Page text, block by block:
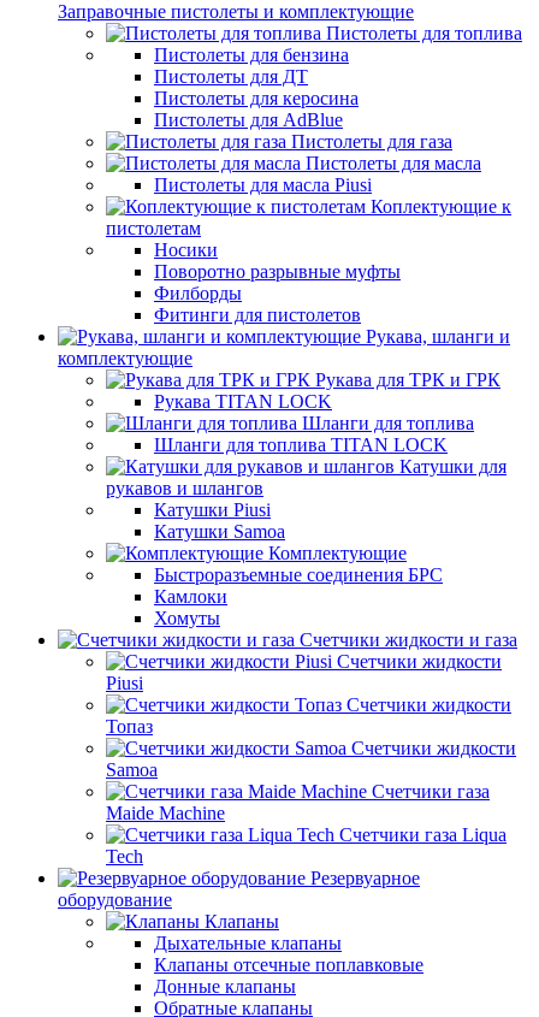
Заправочные пистолеты и комплектующие
Пистолеты для топлива
Пистолеты для бензина
Пистолеты для ДТ
Пистолеты для керосина
Пистолеты для AdBlue
Пистолеты для газа
Пистолеты для масла
Пистолеты для масла Piusi
Коплектующие к
пистолетам
Носики
Поворотно разрывные муфты
Филборды
Фитинги для пистолетов
Рукава, шланги и
комплектующие
Рукава для ТРК и ГРК
Рукава TITAN LOCK
Шланги для топлива
Шланги для топлива TITAN LOCK
Катушки для
рукавов и шлангов
Катушки Piusi
Катушки Samoa
Комплектующие
Быстроразъемные соединения БРС
Камлоки
Хомуты
Счетчики жидкости и газа
Счетчики жидкости
Piusi
Счетчики жидкости
Топаз
Счетчики жидкости
Samoa
Счетчики газа
Maide Machine
Счетчики газа Liqua
Tech
Резервуарное
оборудование
Клапаны
Дыхательные клапаны
Клапаны отсечные поплавковые
Донные клапаны
Обратные клапаны